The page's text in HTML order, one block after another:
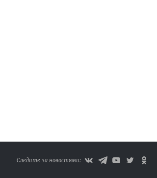
Следите за новостями: